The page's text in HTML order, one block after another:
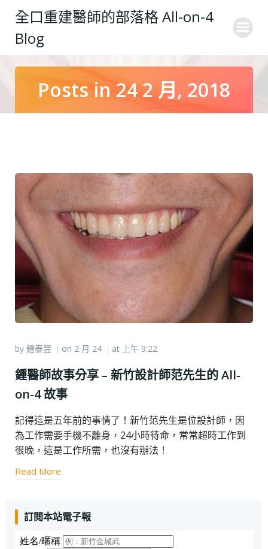
Skip
to
全口重建醫師的部落格 All-on-4
Blog
Posts in 24 2 月, 2018
by 鍾泰豐 | on 2 月 24 | at 上午 9:22
鍾醫師故事分享 – 新竹設計師范先生的 All-
on-4 故事
記得這是五年前的事情了！新竹范先生是位設計師，因
為工作需要手機不離身，24小時待命，常常超時工作到
很晚，這是工作所需，也沒有辦法！
Read More
訂閱本站電子報